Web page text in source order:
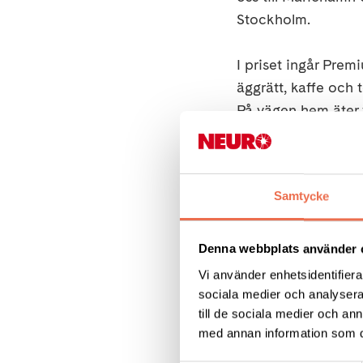
Samtycke
Denna webbplats använder
Vi använder
sociala medier och
till de sociala medier och
med annan information som
Stockholm.
I priset ingår
äggrätt, kaffe och
På vägen hem
tillgång till en
toaletten.
Anmälan -vill du
Kostnad - 800
anpassad hytt.
Var -vi träffas
Stockholm cirka